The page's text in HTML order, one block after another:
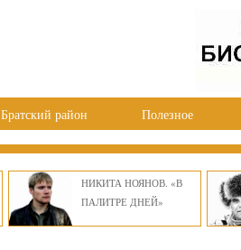
Братский район Полезное
НИКИТА НОЯНОВ. «В
ПАЛИТРЕ ДНЕЙ»